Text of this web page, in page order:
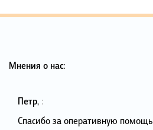
Мнения о нас:
Петр, :
Спасибо за оперативную помощь